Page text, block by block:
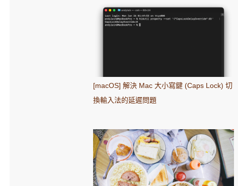
[macOS] 解決 Mac 大小寫鍵 (Caps Lock) 切
換輸入法的延遲問題